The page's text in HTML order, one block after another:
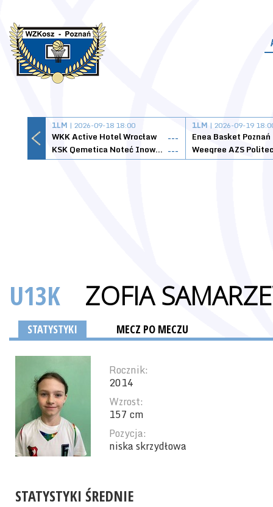
1LM | 2026-09-18 18:00
WKK Active Hotel Wrocław
---
KSK Qemetica Noteć Inowrocław ---
1LM | 2026-09-19
Enea Basket Poznań
U13K ZOFIA
STATYSTYKI MECZ PO MECZU
Rocznik:
2014
Wzrost:
157 cm
Pozycja:
niska skrzydłowa
STATYSTYKI ŚREDNIE